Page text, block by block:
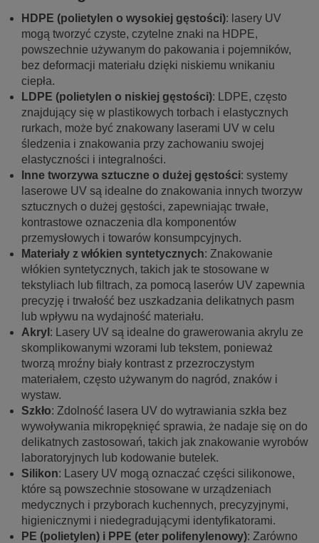
HDPE (polietylen o wysokiej gęstości): lasery UV
mogą tworzyć czyste, czytelne znaki na HDPE,
powszechnie używanym do pakowania i pojemników,
bez deformacji materiału dzięki niskiemu wnikaniu
ciepła.
LDPE (polietylen o niskiej gęstości): LDPE, często
znajdujący się w plastikowych torbach i elastycznych
rurkach, może być znakowany laserami UV w celu
śledzenia i znakowania przy zachowaniu swojej
elastyczności i integralności.
Inne tworzywa sztuczne o dużej gęstości: systemy
laserowe UV są idealne do znakowania innych tworzyw
sztucznych o dużej gęstości, zapewniając trwałe,
kontrastowe oznaczenia dla komponentów
przemysłowych i towarów konsumpcyjnych.
Materiały z włókien syntetycznych: Znakowanie
włókien syntetycznych, takich jak te stosowane w
tekstyliach lub filtrach, za pomocą laserów UV zapewnia
precyzję i trwałość bez uszkadzania delikatnych pasm
lub wpływu na wydajność materiału.
Akryl : Lasery UV są idealne do grawerowania akrylu ze
skomplikowanymi wzorami lub tekstem, ponieważ
tworzą mroźny biały kontrast z przezroczystym
materiałem, często używanym do nagród, znaków i
wystaw.
Szkło: Zdolność lasera UV do wytrawiania szkła bez
wywoływania mikropęknięć sprawia, że nadaje się on do
delikatnych zastosowań, takich jak znakowanie wyrobów
laboratoryjnych lub kodowanie butelek.
Silikon: Lasery UV mogą oznaczać części silikonowe,
które są powszechnie stosowane w urządzeniach
medycznych i przyborach kuchennych, precyzyjnymi,
higienicznymi i niedegradującymi identyfikatorami.
PE (polietylen) i PPE (eter polifenylenowy): Zarówno